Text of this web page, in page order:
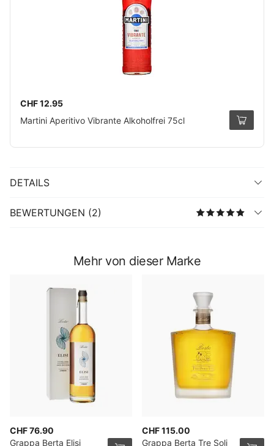
CHF 12.95
Martini Aperitivo Vibrante Alkoholfrei 75cl
DETAILS
BEWERTUNGEN (2)
Mehr von dieser Marke
CHF 76.90
Grappa Berta Elisi
CHF 115.00
Grappa Berta Tre Soli